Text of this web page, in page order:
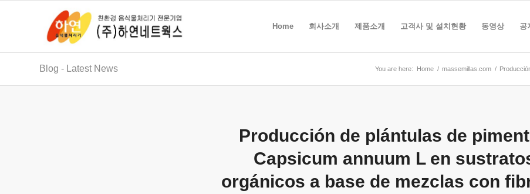
Home 회사소개 제품소개 고객사 및 설치현황 동영상 공
Blog - Latest News You are here: Home / massemillas.com /
Producción de plántulas de
Capsicum annuum L en
orgánicos a base de mezclas con